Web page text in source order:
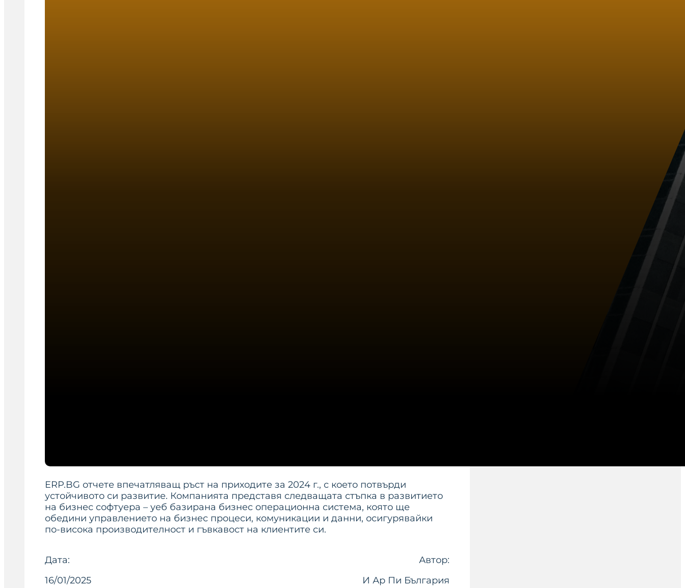
ERP.BG отчете впечатляващ ръст на приходите за 2024 г., с което потвърди
устойчивото си развитие. Компанията представя следващата стъпка в развитието
на бизнес софтуера – уеб базирана бизнес операционна система, която ще
обедини управлението на бизнес процеси, комуникации и данни, осигурявайки
по-висока производителност и гъвкавост на клиентите си.
Дата:
16/01/2025
Автор:
И Ар Пи България